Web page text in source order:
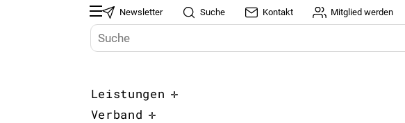
Newsletter Suche Kontakt Mitglied werden
Leistungen
Verband